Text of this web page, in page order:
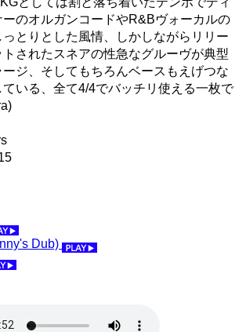
のオルガンコードやR&Bヴォーカルの
とりとした風情、しかしながらリリー
されたスネアの性急なグルーヴが典型
ジ、そしてもちろんベースもえげつな
ている、全て4/4でバッチリ使える一枚で
Dub)